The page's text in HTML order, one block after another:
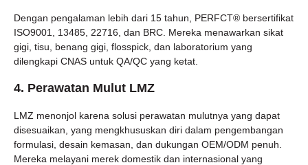
Dengan pengalaman lebih dari 15 tahun, PERFCT® bersertifikat
ISO9001, 13485, 22716, dan BRC. Mereka menawarkan sikat
gigi, tisu, benang gigi, flosspick, dan laboratorium yang
dilengkapi CNAS untuk QA/QC yang ketat.
4. Perawatan Mulut LMZ
LMZ menonjol karena solusi perawatan mulutnya yang dapat
disesuaikan, yang mengkhususkan diri dalam pengembangan
formulasi, desain kemasan, dan dukungan OEM/ODM penuh.
Mereka melayani merek domestik dan internasional yang